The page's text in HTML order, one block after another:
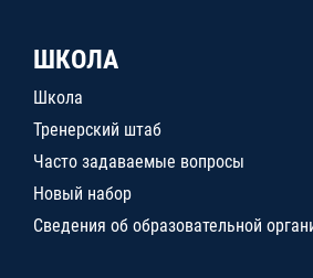
ШКОЛА
Школа
Тренерский штаб
Часто задаваемые вопросы
Новый набор
Сведения об образовательной